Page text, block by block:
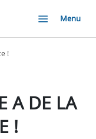
Menu
!
A DE LA
!